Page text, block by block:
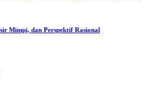
Mimpi, dan Perspektif Rasional